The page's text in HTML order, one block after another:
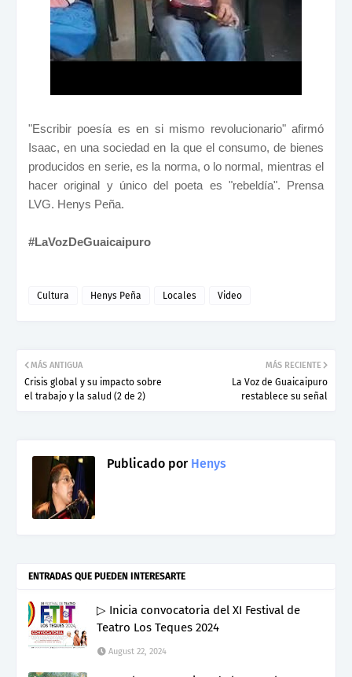
"Escribir poesía es en si mismo revolucionario" afirmó
Isaac, en una sociedad en la que el consumo, de bienes
producidos en serie, es la norma, o lo normal, mientras el
hacer original y único del poeta es "rebeldía". Prensa
LVG. Henys Peña.
#LaVozDeGuaicaipuro
Cultura Henys Peña Locales Video
MÁS RECIENTE
La Voz de Guaicaipuro
restablece su señal
MÁS ANTIGUA
Crisis global y su impacto sobre
el trabajo y la salud (2 de 2)
Publicado porHenys
ENTRADAS QUE PUEDEN INTERESARTE
▷ Inicia convocatoria del XI Festival de
Teatro Los Teques 2024
August 22, 2024